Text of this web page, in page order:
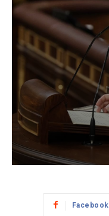
Facebook